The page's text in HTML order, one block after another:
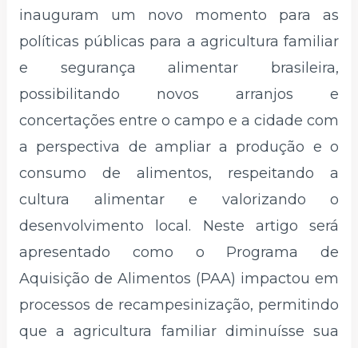
inauguram um novo momento para as
políticas públicas para a agricultura familiar
e segurança alimentar brasileira,
possibilitando novos arranjos e
concertações entre o campo e a cidade com
a perspectiva de ampliar a produção e o
consumo de alimentos, respeitando a
cultura alimentar e valorizando o
desenvolvimento local. Neste artigo será
apresentado como o Programa de
Aquisição de Alimentos (PAA) impactou em
processos de recampesinização, permitindo
que a agricultura familiar diminuísse sua